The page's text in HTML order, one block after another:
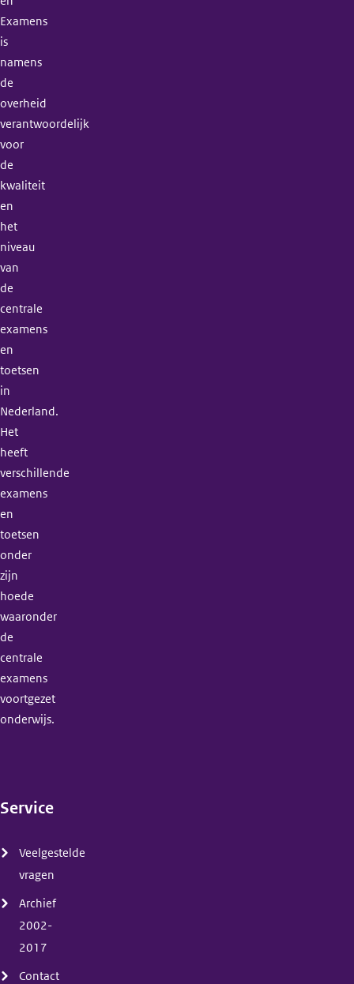
Examens
is
namens
de
overheid
verantwoordelijk
voor
de
kwaliteit
en
het
niveau
van
de
centrale
examens
en
toetsen
in
Nederland.
Het
heeft
verschillende
examens
en
toetsen
onder
zijn
hoede
waaronder
de
centrale
examens
voortgezet
onderwijs.
Service
Veelgestelde
vragen
Archief
2002-
2017
Contact